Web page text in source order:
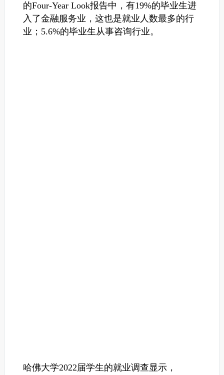
的Four-Year Look报告中，有19%的毕业生进
入了金融服务业，这也是就业人数最多的行
业；5.6%的毕业生从事咨询行业。
哈佛大学2022届学生的就业调查显示，